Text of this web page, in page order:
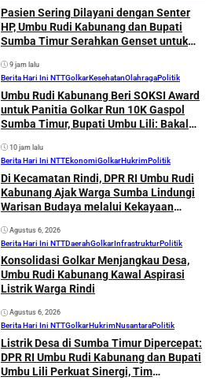
Pasien Sering Dilayani dengan Senter
HP, Umbu Rudi Kabunang dan Bupati
Sumba Timur Serahkan Genset untuk
9 jam lalu
Berita Hari Ini NTTGolkarKesehatanOlahragaPolitik
Umbu Rudi Kabunang Beri SOKSI Award
untuk Panitia Golkar Run 10K Gaspol
Sumba Timur, Bupati Umbu Lili: Bakal
10 jam lalu
Berita Hari Ini NTTEkonomiGolkarHukrimPolitik
Di Kecamatan Rindi, DPR RI Umbu Rudi
Kabunang Ajak Warga Sumba Lindungi
Warisan Budaya melalui Kekayaan
Agustus 6, 2026
Berita Hari Ini NTTDaerahGolkarInfrastrukturPolitik
Konsolidasi Golkar Menjangkau Desa,
Umbu Rudi Kabunang Kawal Aspirasi
Listrik Warga Rindi
Agustus 6, 2026
Berita Hari Ini NTTGolkarHukrimNusantaraPolitik
Listrik Desa di Sumba Timur Dipercepat:
DPR RI Umbu Rudi Kabunang dan Bupati
Umbu Lili Perkuat Sinergi, Tim